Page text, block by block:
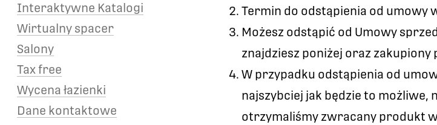
Interaktywne Katalogi
Wirtualny spacer
Salony
Tax free
Wycena łazienki
Dane kontaktowe
Termin do odstąpienia od umowy
Możesz odstąpić od Umowy
znajdziesz poniżej oraz
W przypadku odstąpienia od
najszybciej jak będzie to możliwe,
otrzymaliśmy zwracany produkt